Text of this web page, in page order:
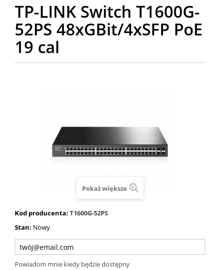
TP-LINK Switch T1600G-
52PS 48xGBit/4xSFP PoE
19 cal
Pokaż większe
Kod producenta: T1600G-52PS
Stan: Nowy
Powiadom mnie kiedy będzie dostępny